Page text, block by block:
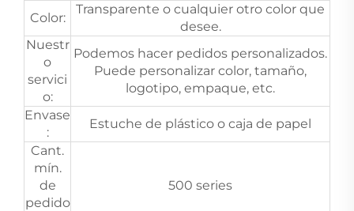
Color:
Transparente o cualquier otro color que
desee.
Nuestr
o
servici
o:
Podemos hacer pedidos personalizados.
Puede personalizar color, tamaño,
logotipo, empaque, etc.
Envase
:
Estuche de plástico o caja de papel
Cant.
mín.
de
pedido
500 series